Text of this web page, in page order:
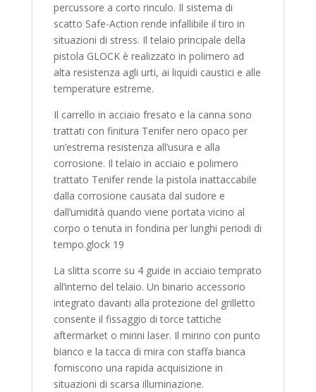
percussore a corto rinculo. Il sistema di
scatto Safe-Action rende infallibile il tiro in
situazioni di stress. Il telaio principale della
pistola GLOCK è realizzato in polimero ad
alta resistenza agli urti, ai liquidi caustici e alle
temperature estreme.
Il carrello in acciaio fresato e la canna sono
trattati con finitura Tenifer nero opaco per
un’estrema resistenza all’usura e alla
corrosione. Il telaio in acciaio e polimero
trattato Tenifer rende la pistola inattaccabile
dalla corrosione causata dal sudore e
dall’umidità quando viene portata vicino al
corpo o tenuta in fondina per lunghi periodi di
tempo.glock 19
La slitta scorre su 4 guide in acciaio temprato
all’interno del telaio. Un binario accessorio
integrato davanti alla protezione del grilletto
consente il fissaggio di torce tattiche
aftermarket o mirini laser. Il mirino con punto
bianco e la tacca di mira con staffa bianca
forniscono una rapida acquisizione in
situazioni di scarsa illuminazione.